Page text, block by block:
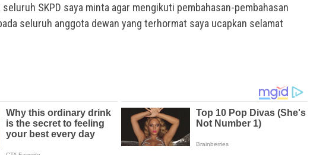
seluruh SKPD saya minta agar mengikuti pembahasan-pembahasan
seluruh anggota dewan yang terhormat saya ucapkan selamat